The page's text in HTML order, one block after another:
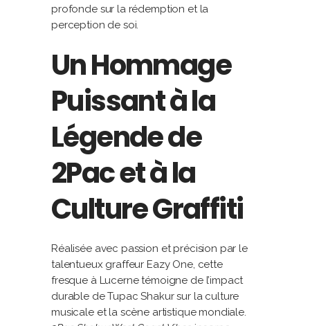
profonde sur la rédemption et la
perception de soi.
Un Hommage
Puissant à la
Légende de
2Pac et à la
Culture Graffiti
Réalisée avec passion et précision par le
talentueux graffeur Eazy One, cette
fresque à Lucerne témoigne de l’impact
durable de Tupac Shakur sur la culture
musicale et la scène artistique mondiale.